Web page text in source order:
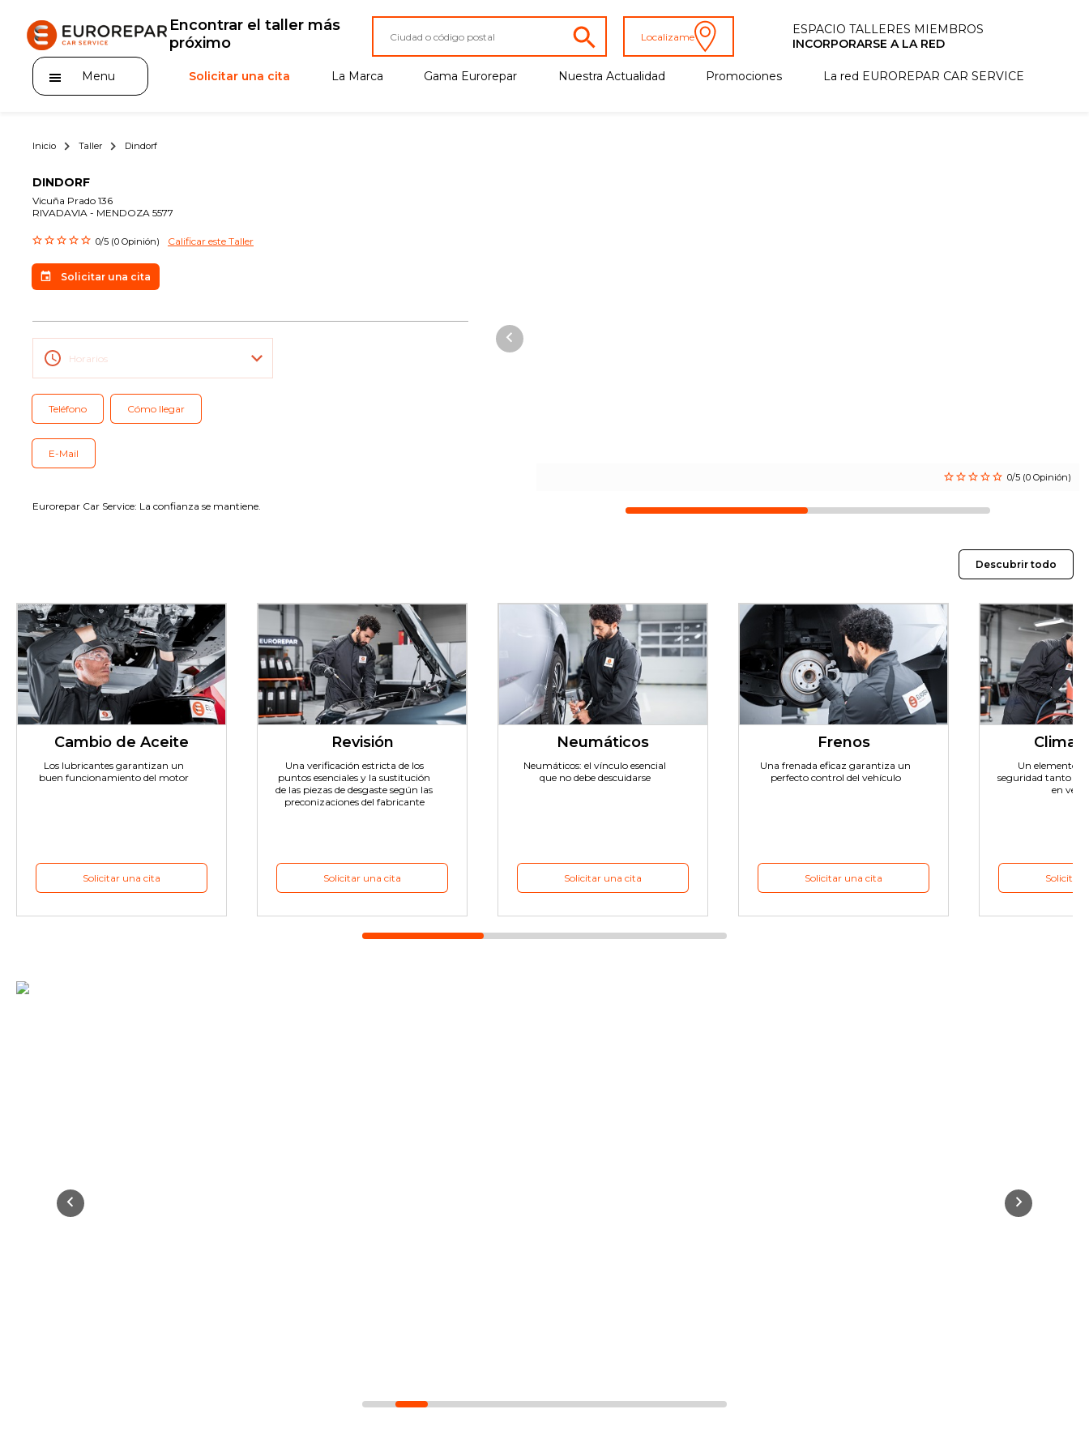
Encontrar el taller más
próximo
Localizame
ESPACIO TALLERES MIEMBROS
INCORPORARSE A LA RED
Menu
La Marca
Gama Eurorepar
Nuestra Actualidad
Promociones
La red EUROREPAR CAR SERVICE
Contáctenos
Solicitar una cita La Marca Gama Eurorepar Nuestra Actualidad Promociones La red EUROREPAR CAR SERVICE
Inicio Taller Dindorf
DINDORF
Vicuña Prado 136
RIVADAVIA - MENDOZA 5577
0/5 (0 Opinión) Calificar este Taller
Solicitar una cita
Horarios
Teléfono Cómo llegar
E-Mail
Eurorepar Car Service: La confianza se mantiene.
0/5 (0 Opinión)
Descubrir todo
Cambio de Aceite
Los lubricantes garantizan un
buen funcionamiento del motor
Solicitar una cita
Revisión
Una verificación estricta de los
puntos esenciales y la sustitución
de las piezas de desgaste según las
preconizaciones del fabricante
Solicitar una cita
Neumáticos
Neumáticos: el vínculo esencial
que no debe descuidarse
Solicitar una cita
Frenos
Una frenada eficaz garantiza un
perfecto control del vehículo
Solicitar una cita
Un elemento
seguridad tanto en
en
Solicitar